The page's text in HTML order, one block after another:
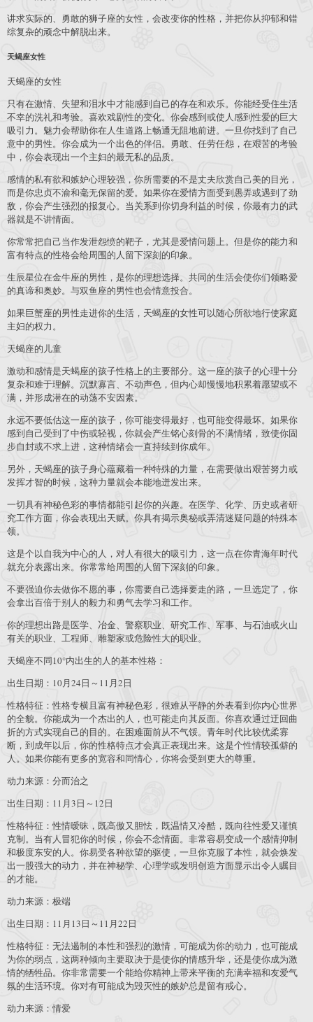
讲求实际的、勇敢的狮子座的女性，会改变你的性格，并把你从抑郁和错
综复杂的顽念中解脱出来。
天蝎座女性
天蝎座的女性
只有在激情、失望和泪水中才能感到自己的存在和欢乐。你能经受住生活
不幸的洗礼和考验。喜欢戏剧性的变化。你会感到或使人感到性爱的巨大
吸引力。魅力会帮助你在人生道路上畅通无阻地前进。一旦你找到了自己
意中的男性。你会成为一个出色的伴侣。勇敢、任劳任怨，在艰苦的考验
中，你会表现出一个主妇的最无私的品质。
感情的私有欲和嫉妒心理较强，你所需要的不是丈夫欣赏自己美的目光，
而是你忠贞不渝和毫无保留的爱。如果你在爱情方面受到愚弄或遇到了劲
敌，你会产生强烈的报复心。当关系到你切身利益的时候，你最有力的武
器就是不讲情面。
你常常把自己当作发泄怨愤的靶子，尤其是爱情问题上。但是你的能力和
富有特点的性格会给周围的人留下深刻的印象。
生辰星位在金牛座的男性，是你的理想选择。共同的生活会使你们领略爱
的真谛和奥妙。与双鱼座的男性也会情意投合。
如果巨蟹座的男性走进你的生活，天蝎座的女性可以随心所欲地行使家庭
主妇的权力。
天蝎座的儿童
激动和感情是天蝎座的孩子性格上的主要部分。这一座的孩子的心理十分
复杂和难于理解。沉默寡言、不动声色，但内心却慢慢地积累着愿望或不
满，并形成潜在的动荡不安因素。
永远不要低估这一座的孩子，你可能变得最好，也可能变得最坏。如果你
感到自己受到了中伤或轻视，你就会产生铭心刻骨的不满情绪，致使你固
步自封或不求上进，这种情绪会一直持续到你成年。
另外，天蝎座的孩子身心蕴藏着一种特殊的力量，在需要做出艰苦努力或
发挥才智的时候，这种力量就会本能地迸发出来。
一切具有神秘色彩的事情都能引起你的兴趣。在医学、化学、历史或者研
究工作方面，你会表现出天赋。你具有揭示奥秘或弄清迷疑问题的特殊本
领。
这是个以自我为中心的人，对人有很大的吸引力，这一点在你青海年时代
就充分表露出来。你常常给周围的人留下深刻的印象。
不要强迫你去做你不愿的事，你需要自己选择要走的路，一旦选定了，你
会拿出百倍于别人的毅力和勇气去学习和工作。
你的理想出路是医学、冶金、警察职业、研究工作、军事、与石油或火山
有关的职业、工程师、雕塑家或危险性大的职业。
天蝎座不同10°内出生的人的基本性格：
出生日期：10月24日～11月2日
性格特征：性格专横且富有神秘色彩，很难从平静的外表看到你内心世界
的全貌。你能成为一个杰出的人，也可能走向其反面。你喜欢通过迂回曲
折的方式实现自己的目的。在困难面前从不气馁。青年时代比较优柔寡
断，到成年以后，你的性格特点才会真正表现出来。这是个性情较孤僻的
人。如果你能有更多的宽容和同情心，你将会受到更大的尊重。
动力来源：分而治之
出生日期：11月3日～12日
性格特征：性情暧昧，既高傲又胆怯，既温情又冷酷，既向往性爱又谨慎
克制。当有人冒犯你的时候，你会不念情面。非常容易变成一个感情抑制
和极度东安的人。你易受各种欲望的驱使，一旦你克服了本性，就会焕发
出一股强大的动力，并在神秘学、心理学或发明创造方面显示出令人瞩目
的才能。
动力来源：极端
出生日期：11月13日～11月22日
性格特征：无法遏制的本性和强烈的激情，可能成为你的动力，也可能成
为你的弱点，这两种倾向主要取决于是使你的情感升华，还是使你成为激
情的牺牲品。你非常需要一个能给你精神上带来平衡的充满幸福和友爱气
氛的生活环境。你对有可能成为毁灭性的嫉妒总是留有戒心。
动力来源：情爱